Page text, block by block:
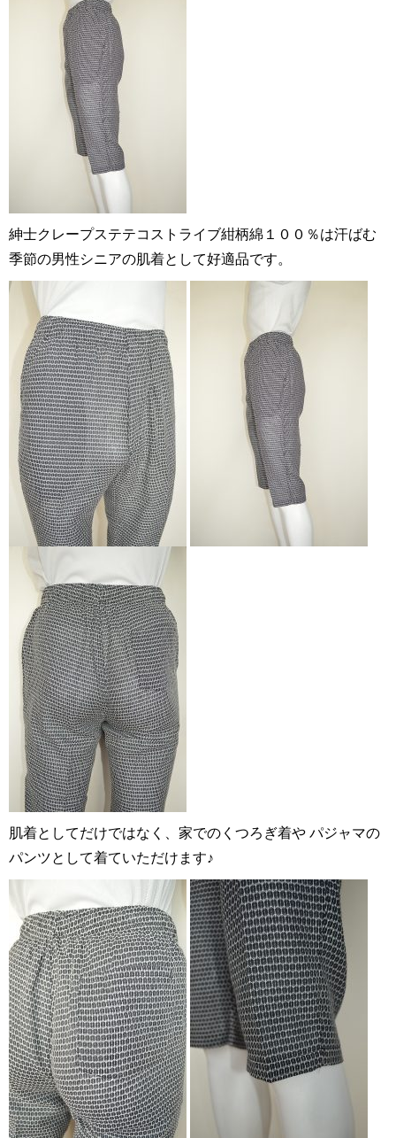
紳士クレープステテコストライブ紺柄綿１００％は汗ばむ
季節の男性シニアの肌着として好適品です。
肌着としてだけではなく、家でのくつろぎ着や パジャマの
パンツとして着ていただけます♪